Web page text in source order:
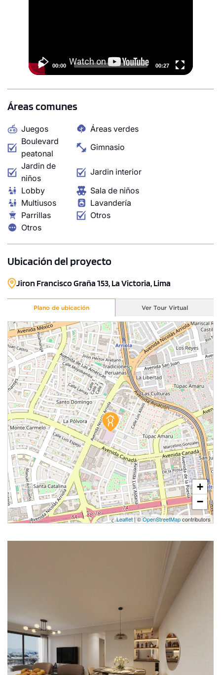
00:00 00:27
Áreas comunes
Juegos
Áreas verdes
Boulevard
peatonal
Gimnasio
Jardin de
niños
Jardin interior
Lobby
Sala de niños
Multiusos
Lavandería
Parrillas
Otros
Otros
Ubicación del proyecto
Jiron Francisco Graña 153, La Victoria, Lima
Plano de ubicación Ver Tour Virtual
+
−
Leaflet| ©OpenStreetMapcontributors